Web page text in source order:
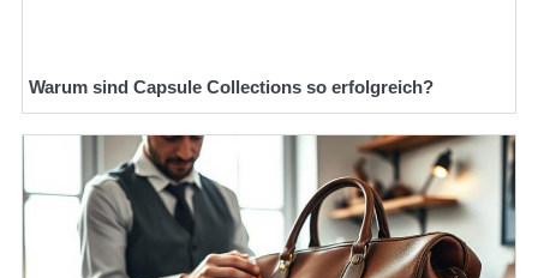
Warum sind Capsule Collections so erfolgreich?